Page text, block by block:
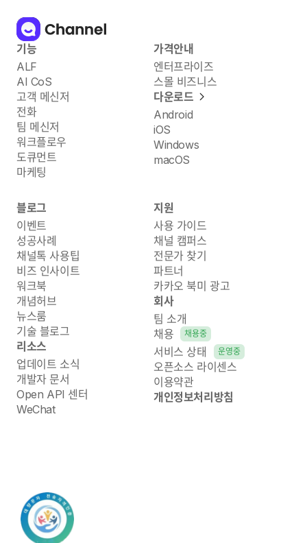
기능
ALF
AI CoS
고객 메신저
전화
팀 메신저
워크플로우
도큐먼트
마케팅
가격안내
엔터프라이즈
스몰 비즈니스
다운로드
Android
iOS
Windows
macOS
블로그
이벤트
성공사례
채널톡 사용팁
비즈 인사이트
워크북
개념허브
뉴스룸
기술 블로그
리소스
업데이트 소식
개발자 문서
Open API 센터
WeChat
지원
사용 가이드
채널 캠퍼스
전문가 찾기
파트너
카카오 북미 광고
회사
팀 소개
채용
채용중
서비스 상태 운영중
오픈소스 라이센스
이용약관
개인정보처리방침